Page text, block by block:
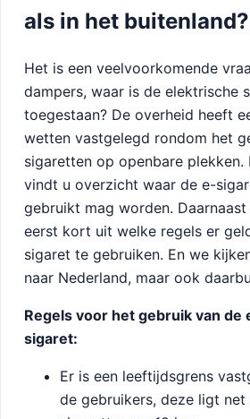
als in het buitenland?
Het is een veelvoorkomende
dampers, waar is de elektrische
toegestaan? De overheid heeft
wetten vastgelegd rondom het
sigaretten op openbare plekken.
vindt u overzicht waar de e-
gebruikt mag worden.
eerst kort uit welke regels er
sigaret te gebruiken. En we
naar Nederland, maar ook
Regels voor het gebruik van de
sigaret:
Er is een leeftijdsgrens
de gebruikers, deze ligt net